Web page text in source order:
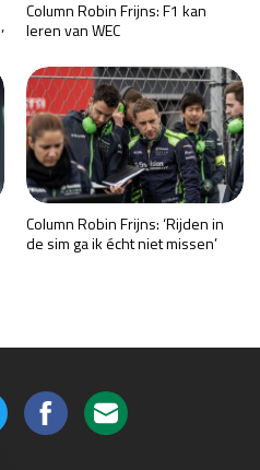
Column Robin Frijns: F1 kan
leren van WEC
Column Robin Frijns: ‘Rijden in
de sim ga ik écht niet missen’